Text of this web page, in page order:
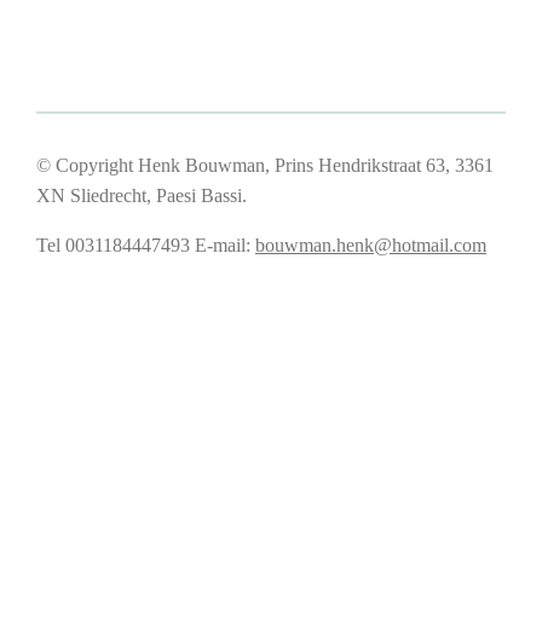
© Copyright Henk Bouwman, Prins Hendrikstraat 63, 3361
XN Sliedrecht, Paesi Bassi.
Tel 0031184447493 E-mail: bouwman.henk@hotmail.com